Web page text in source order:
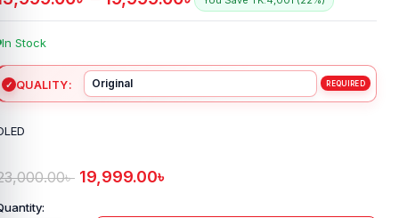
In Stock
QUALITY
৳ 19,999.00৳